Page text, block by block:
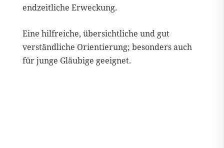
endzeitliche Erweckung.
Eine hilfreiche, übersichtliche und gut
verständliche Orientierung; besonders auch
für junge Gläubige geeignet.